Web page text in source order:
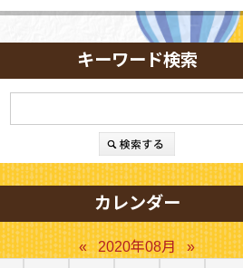
キーワード検索
カレンダー
« 2020年08月
»